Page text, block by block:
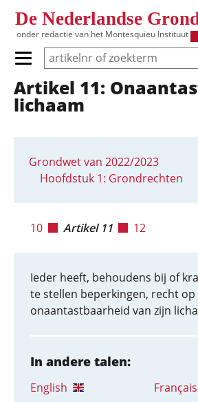
De Nederlandse
onder redactie van het Montesquieu Instituut
Primair menu tonen/verbergen
Hoofdnavigatie
Artikel 11:
lichaam
Grondwet van 2022/2023
Hoofdstuk 1: Grondrechten
10 Artikel 11 12
Ieder heeft, behoudens bij of
te stellen beperkingen, recht op
onaantastbaarheid van zijn
In andere talen:
English
Français